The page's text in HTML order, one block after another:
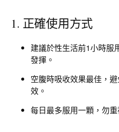
1. 正確使用方式
建議於性生活前1小時服
發揮。
空腹時吸收效果最佳，
效。
每日最多服用一顆，勿重